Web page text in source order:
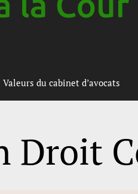
Valeurs du cabinet d’avocats
Droit